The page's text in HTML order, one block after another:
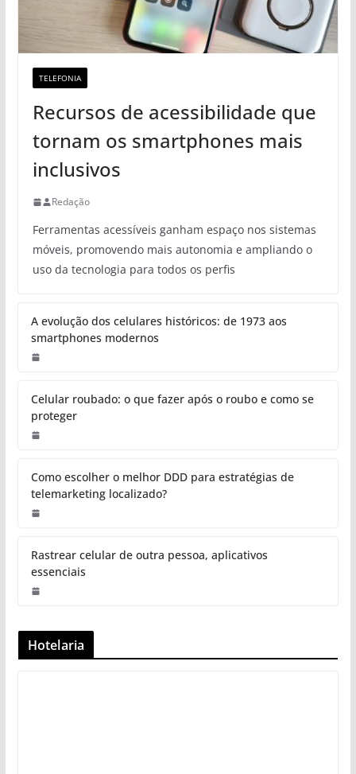
TELEFONIA
Recursos de acessibilidade que
tornam os smartphones mais
inclusivos
Redação
Ferramentas acessíveis ganham espaço nos sistemas
móveis, promovendo mais autonomia e ampliando o
uso da tecnologia para todos os perfis
A evolução dos celulares históricos: de 1973 aos
smartphones modernos
Celular roubado: o que fazer após o roubo e como se
proteger
Como escolher o melhor DDD para estratégias de
telemarketing localizado?
Rastrear celular de outra pessoa, aplicativos
essenciais
Hotelaria